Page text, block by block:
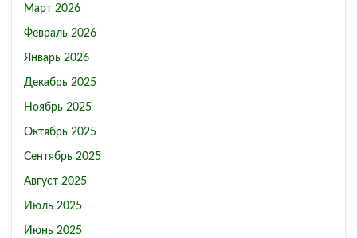
Март 2026
Февраль 2026
Январь 2026
Декабрь 2025
Ноябрь 2025
Октябрь 2025
Сентябрь 2025
Август 2025
Июль 2025
Июнь 2025